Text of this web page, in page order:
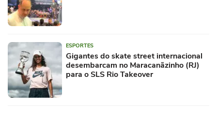
ESPORTES
Gigantes do skate street internacional
desembarcam no Maracanãzinho (RJ)
para o SLS Rio Takeover